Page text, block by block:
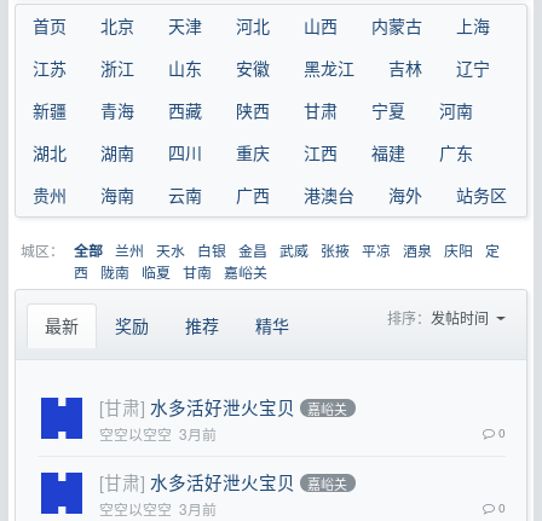
首页 北京 天津 河北 山西 内蒙古
上海
江苏
浙江 山东 安徽 黑龙江 吉林
辽宁
新疆
青海 西藏 陕西 甘肃 宁夏
河南
湖北
湖南 四川 重庆 江西 福建
广东
贵州
海南 云南 广西 港澳台 海外 站务区
城区： 全部 兰州 天水 白银 金昌 武威 张掖 平凉 酒泉 庆阳
定
西
陇南 临夏 甘南 嘉峪关
最新 奖励 推荐 精华 排序： 发帖时间
[甘肃] 水多活好泄火宝贝 嘉峪关
空空以空空 3月前 0
[甘肃] 水多活好泄火宝贝 嘉峪关
空空以空空 3月前 0